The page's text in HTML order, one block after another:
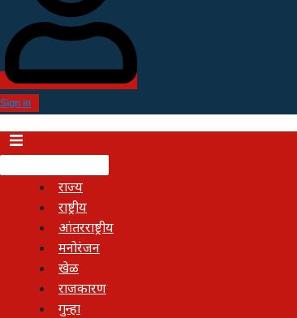
Sign in
राज्य
राष्ट्रीय
आंतरराष्ट्रीय
मनोरंजन
खेळ
राजकारण
गुन्हा